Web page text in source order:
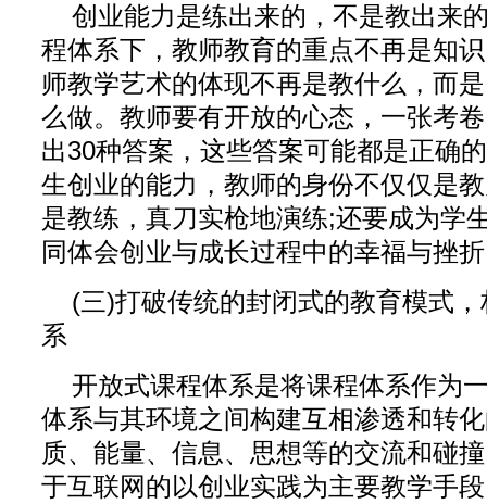
创业能力是练出来的，不是教出来
程体系下，教师教育的重点不再是知
师教学艺术的体现不再是教什么，而
么做。教师要有开放的心态，一张考
出30种答案，这些答案可能都是正确
生创业的能力，教师的身份不仅仅是
是教练，真刀实枪地演练;还要成为学
同体会创业与成长过程中的幸福与挫
(三)打破传统的封闭式的教育模式
系
开放式课程体系是将课程体系作为
体系与其环境之间构建互相渗透和转
质、能量、信息、思想等的交流和碰
于互联网的以创业实践为主要教学手